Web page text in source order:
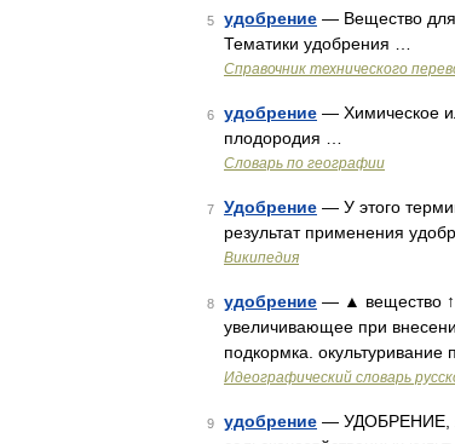
5 удобрение — Вещество
Тематики удобрения …
Справочник технического
6 удобрение — Химическое
плодородия …
Словарь по географии
7 Удобрение — У этого
результат применения
Википедия
8 удобрение — ▲ вещество ↑
увеличивающее при
подкормка. окультуривание
Идеографический словарь
9 удобрение — УДОБРЕНИЕ,